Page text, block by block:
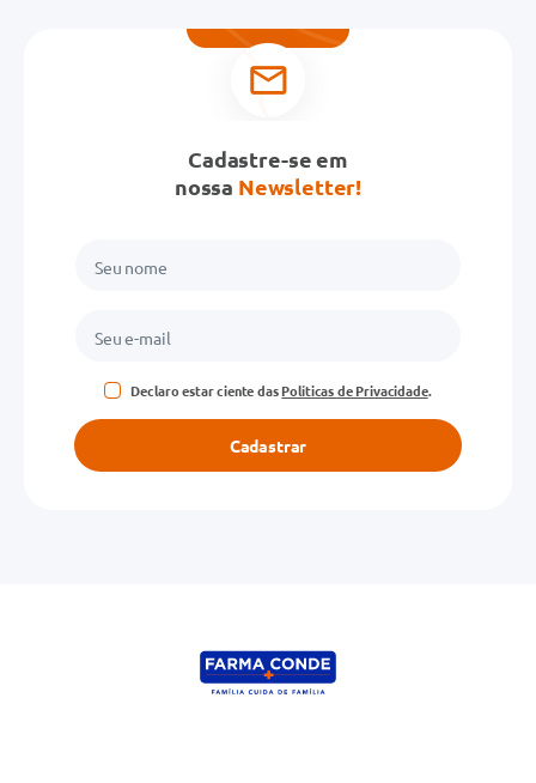
Cadastre-se em
nossa Newsletter!
Declaro estar ciente dasPolíticas de Privacidade.
Cadastrar